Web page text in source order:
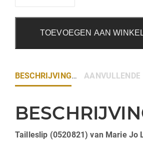
TOEVOEGEN AAN
BESCHRIJVING
Tailleslip (0520821) van Marie Jo